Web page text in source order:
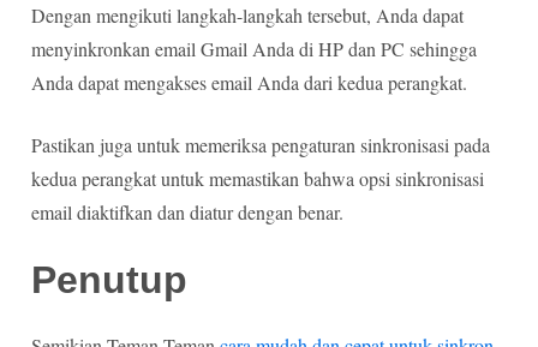
Dengan mengikuti langkah-langkah tersebut, Anda dapat
menyinkronkan email Gmail Anda di HP dan PC sehingga
Anda dapat mengakses email Anda dari kedua perangkat.
Pastikan juga untuk memeriksa pengaturan sinkronisasi pada
kedua perangkat untuk memastikan bahwa opsi sinkronisasi
email diaktifkan dan diatur dengan benar.
Penutup